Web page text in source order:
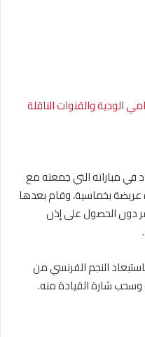
الودية والقنوات الناقلة
في مباراته التي جمعته مع
عريضة بخماسية، وقام بعدها
دون الحصول على إذن
النجم الفرنسي من
شارة القيادة منه.